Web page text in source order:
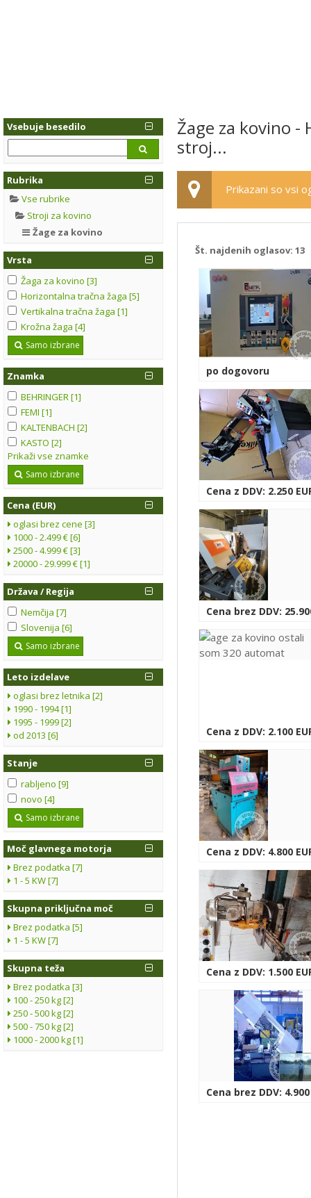
Vsebuje besedilo
Rubrika
Vse rubrike
Stroji za kovino
Žage za kovino
Vrsta
Žaga za kovino [3]
Horizontalna tračna žaga [5]
Vertikalna tračna žaga [1]
Krožna žaga [4]
Samo izbrane
Znamka
BEHRINGER [1]
FEMI [1]
KALTENBACH [2]
KASTO [2]
Prikaži vse znamke
Samo izbrane
Cena (EUR)
oglasi brez cene [3]
1000 - 2.499 € [6]
2500 - 4.999 € [3]
20000 - 29.999 € [1]
Država / Regija
Nemčija [7]
Slovenija [6]
Samo izbrane
Leto izdelave
oglasi brez letnika [2]
1990 - 1994 [1]
1995 - 1999 [2]
od 2013 [6]
Stanje
rabljeno [9]
novo [4]
Samo izbrane
Moč glavnega motorja
Brez podatka [7]
1 - 5 KW [7]
Skupna priključna moč
Brez podatka [5]
1 - 5 KW [7]
Skupna teža
Brez podatka [3]
100 - 250 kg [2]
250 - 500 kg [2]
500 - 750 kg [2]
1000 - 2000 kg [1]
Žage za kovino -
stroj...
Prikazani so vsi
Št. najdenih oglasov: 13
po dogovoru
Cena z DDV: 2.250
Cena brez DDV:
Cena z DDV: 2.100
Cena z DDV: 4.800
Cena z DDV: 1.500
Cena brez DDV: 4.900